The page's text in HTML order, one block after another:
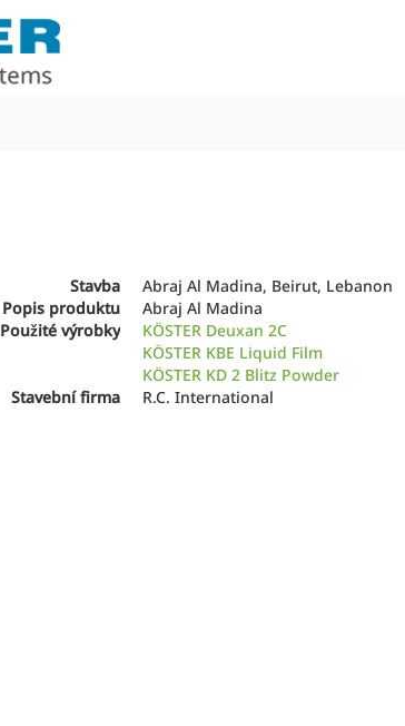
Stavba
Abraj Al Madina, Beirut, Lebanon
Popis produktu
Abraj Al Madina
Použité výrobky
KÖSTER Deuxan 2C
KÖSTER KBE Liquid Film
KÖSTER KD 2 Blitz Powder
Stavební firma
R.C. International